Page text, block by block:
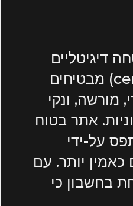
דיגיטליים
(certificates) מבטיחים
מורשה, ונקי
אתר בטוח
על-ידי
יותר. עם
בחשבון כי